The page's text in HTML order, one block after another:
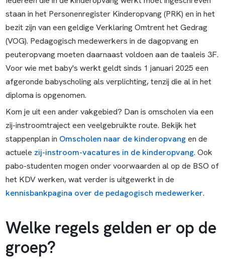
staan in het Personenregister Kinderopvang (PRK) en in het
bezit zijn van een geldige Verklaring Omtrent het Gedrag
(VOG). Pedagogisch medewerkers in de dagopvang en
peuteropvang moeten daarnaast voldoen aan de taaleis 3F.
Voor wie met baby's werkt geldt sinds 1 januari 2025 een
afgeronde babyscholing als verplichting, tenzij die al in het
diploma is opgenomen.
Kom je uit een ander vakgebied? Dan is omscholen via een
zij-instroomtraject een veelgebruikte route. Bekijk het
stappenplan in Omscholen naar de kinderopvangen de
actuele zij-instroom-vacatures in de kinderopvang. Ook
pabo-studenten mogen onder voorwaarden al op de BSO of
het KDV werken, wat verder is uitgewerkt in de
kennisbankpagina over de pedagogisch medewerker.
Welke regels gelden er op de
groep?